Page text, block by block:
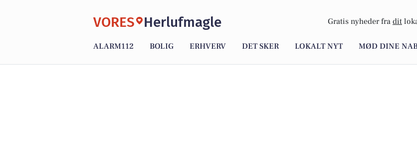
VORES Herlufmagle Gratis nyheder fra dit
ALARM112 BOLIG ERHVERV DET SKER LOKALT NYT MØD DINE